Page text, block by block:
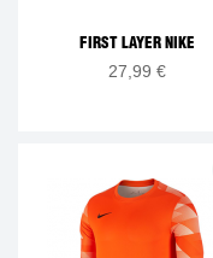
FIRST LAYER NIKE
27,99 €